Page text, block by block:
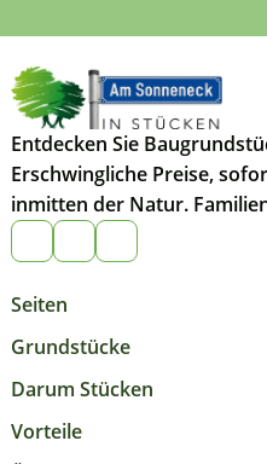
Entdecken Sie
Erschwingliche Preise,
inmitten der Natur.
Seiten
Grundstücke
Darum Stücken
Vorteile